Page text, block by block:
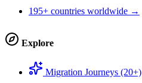
195+ countries worldwide →
Explore
Migration Journeys (20+)